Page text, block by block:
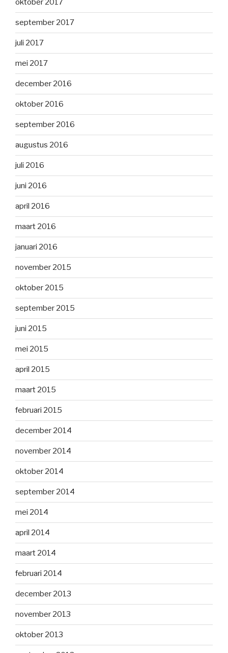
oktober 2017
september 2017
juli 2017
mei 2017
december 2016
oktober 2016
september 2016
augustus 2016
juli 2016
juni 2016
april 2016
maart 2016
januari 2016
november 2015
oktober 2015
september 2015
juni 2015
mei 2015
april 2015
maart 2015
februari 2015
december 2014
november 2014
oktober 2014
september 2014
mei 2014
april 2014
maart 2014
februari 2014
december 2013
november 2013
oktober 2013